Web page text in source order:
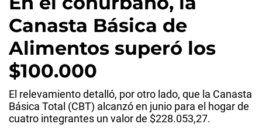
Canasta Básica de
Alimentos superó los
$100.000
El relevamiento detalló, por otro lado, que la Canasta
Básica Total (CBT) alcanzó en junio para el hogar de
cuatro integrantes un valor de $228.053,27.